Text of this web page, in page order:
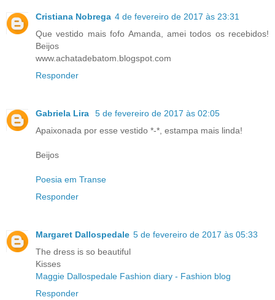
Cristiana Nobrega 4 de fevereiro de 2017 às 23:31
Que vestido mais fofo Amanda, amei todos os recebidos!
Beijos
www.achatadebatom.blogspot.com
Responder
Gabriela Lira
5 de fevereiro de 2017 às 02:05
Apaixonada por esse vestido *-*, estampa mais linda!
Beijos
Poesia em Transe
Responder
Margaret Dallospedale 5 de fevereiro de 2017 às 05:33
The dress is so beautiful
Kisses
Maggie Dallospedale Fashion diary - Fashion blog
Responder